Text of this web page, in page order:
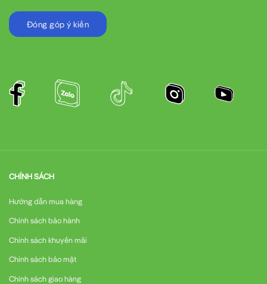
Đóng góp ý kiến
CHÍNH SÁCH
Hướng dẫn mua hàng
Chính sách bảo hành
Chính sách khuyến mãi
Chính sách bảo mật
Chính sách giao hàng